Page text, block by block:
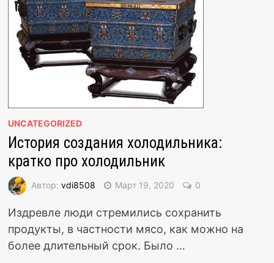
UNCATEGORIZED
История создания холодильника:
кратко про холодильник
Автор: vdi8508 Март 19, 2020 0
Издревле люди стремились сохранить
продукты, в частности мясо, как можно на
более длительный срок. Было …